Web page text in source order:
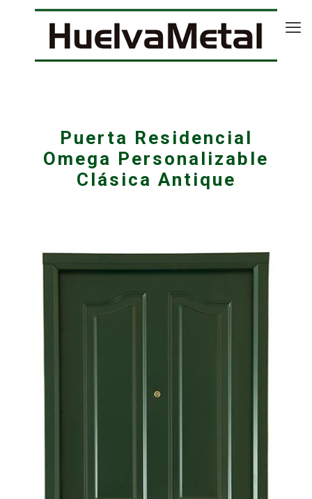
Puerta Residencial
Omega Personalizable
Clásica Antique